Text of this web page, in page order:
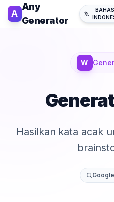
A
Any
Generator
W
Hasilkan kata acak